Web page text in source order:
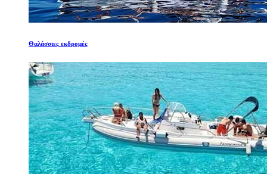
Θαλάσσιες εκδρομές